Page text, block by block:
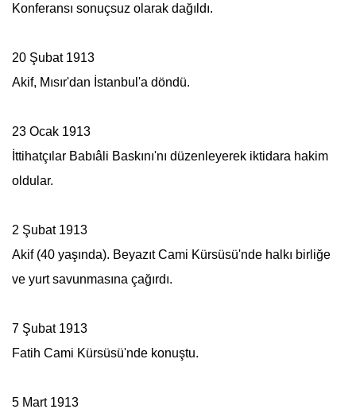
Konferansı sonuçsuz olarak dağıldı.
20 Şubat 1913
Akif, Mısır'dan İstanbul'a döndü.
23 Ocak 1913
İttihatçılar Babıâli Baskını'nı düzenleyerek iktidara hakim
oldular.
2 Şubat 1913
Akif (40 yaşında). Beyazıt Cami Kürsüsü'nde halkı birliğe
ve yurt savunmasına çağırdı.
7 Şubat 1913
Fatih Cami Kürsüsü'nde konuştu.
5 Mart 1913